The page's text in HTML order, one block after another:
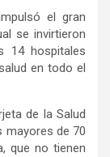
el gran
se invirtieron
14 hospitales
en todo el
de la Salud
mayores de 70
que no tienen